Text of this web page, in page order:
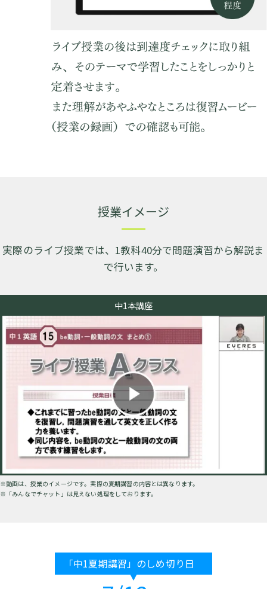
授業イメージ
実際のライブ授業では、1教科40分で問題演習から解説ま
で行います。
中1本講座
※動画は、授業のイメージです。実際の夏期講習の内容とは異なります。
※「みんなでチャット」は見えない処理をしております。
「中1夏期講習」のしめ切り日